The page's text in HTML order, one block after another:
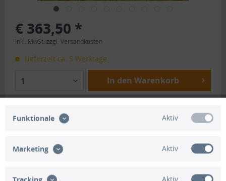
€ 363,50 *
inkl. MwSt. zzgl. Versandkosten
Lieferzeit ca. 5 Werktage
1 In den Warenkorb
Inhalt Komplettset: - 50 Meter Premium
Funktionale Aktiv
Marketing Aktiv
Aktiv